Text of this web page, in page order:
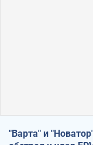
"Варта" и